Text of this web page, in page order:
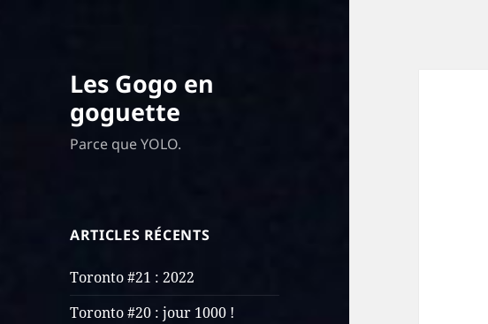
Les Gogo en
goguette
Parce que YOLO.
ARTICLES RÉCENTS
Toronto #21 : 2022
Toronto #20 : jour 1000 !